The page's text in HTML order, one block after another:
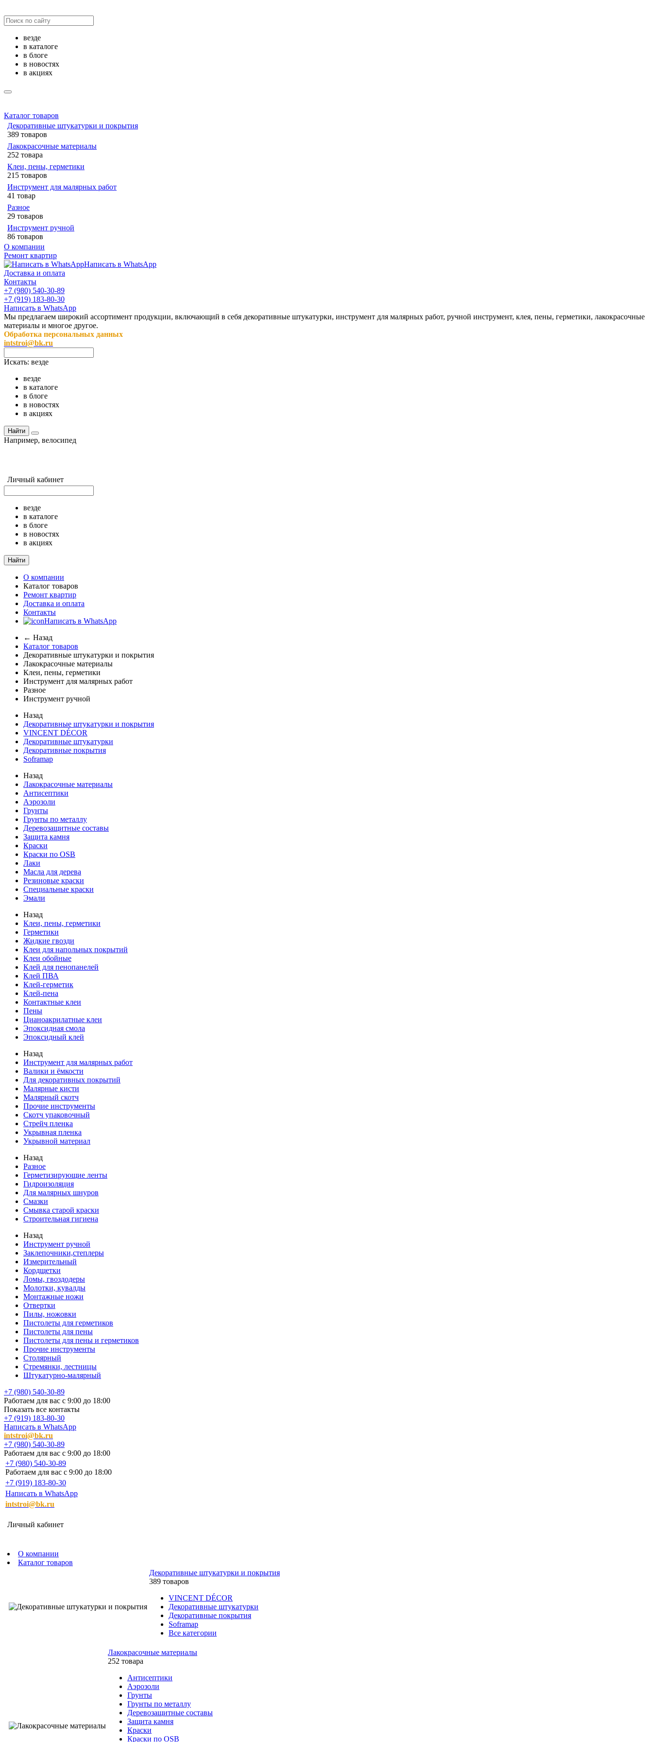
везде
в каталоге
в блоге
в новостях
в акциях
Каталог товаров
Декоративные штукатурки и покрытия
389 товаров
Лакокрасочные материалы
252 товара
Клеи, пены, герметики
215 товаров
Инструмент для малярных работ
41 товар
Разное
29 товаров
Инструмент ручной
86 товаров
О компании
Ремонт квартир
Написать в WhatsApp
Доставка и оплата
Контакты
+7 (980) 540-30-89
+7 (919) 183-80-30
Написать в WhatsApp
Мы предлагаем широкий ассортимент продукции, включающий в себя декоративные штукатурки, инструмент для малярных работ, ручной инструмент, клея, пены, герметики, лакокрасочные
материалы и многое другое.
Обработка персональных данных
intstroi@bk.ru
Искать: везде
везде
в каталоге
в блоге
в новостях
в акциях
Найти
Например, велосипед
Личный кабинет
везде
в каталоге
в блоге
в новостях
в акциях
Найти
О компании
Каталог товаров
Ремонт квартир
Доставка и оплата
Контакты
Написать в WhatsApp
← Назад
Каталог товаров
Декоративные штукатурки и покрытия
Лакокрасочные материалы
Клеи, пены, герметики
Инструмент для малярных работ
Разное
Инструмент ручной
Назад
Декоративные штукатурки и покрытия
VINCENT DÉCOR
Декоративные штукатурки
Декоративные покрытия
Soframap
Назад
Лакокрасочные материалы
Антисептики
Аэрозоли
Грунты
Грунты по металлу
Деревозащитные составы
Защита камня
Краски
Краски по OSB
Лаки
Масла для дерева
Резиновые краски
Специальные краски
Эмали
Назад
Клеи, пены, герметики
Герметики
Жидкие гвозди
Клеи для напольных покрытий
Клеи обойные
Клей для пенопанелей
Клей ПВА
Клей-герметик
Клей-пена
Контактные клеи
Пены
Цианоакрилатные клеи
Эпоксидная смола
Эпоксидный клей
Назад
Инструмент для малярных работ
Валики и ёмкости
Для декоративных покрытий
Малярные кисти
Малярный скотч
Прочие инструменты
Скотч упаковочный
Стрейч пленка
Укрывная пленка
Укрывной материал
Назад
Разное
Герметизирующие ленты
Гидроизоляция
Для малярных шнуров
Смазки
Смывка старой краски
Строительная гигиена
Назад
Инструмент ручной
Заклепочники,степлеры
Измерительный
Кордщетки
Ломы, гвоздодеры
Молотки, кувалды
Монтажные ножи
Отвертки
Пилы, ножовки
Пистолеты для герметиков
Пистолеты для пены
Пистолеты для пены и герметиков
Прочие инструменты
Столярный
Стремянки, лестницы
Штукатурно-малярный
+7 (980) 540-30-89
Работаем для вас с 9:00 до 18:00
Показать все контакты
+7 (919) 183-80-30
Написать в WhatsApp
intstroi@bk.ru
+7 (980) 540-30-89
Работаем для вас с 9:00 до 18:00
+7 (980) 540-30-89
Работаем для вас с 9:00 до 18:00
+7 (919) 183-80-30
Написать в WhatsApp
intstroi@bk.ru
Личный кабинет
О компании
Каталог товаров
Декоративные штукатурки и покрытия
389 товаров
VINCENT DÉCOR
Декоративные штукатурки
Декоративные покрытия
Soframap
Все категории
Лакокрасочные материалы
252 товара
Антисептики
Аэрозоли
Грунты
Грунты по металлу
Деревозащитные составы
Защита камня
Краски
Краски по OSB